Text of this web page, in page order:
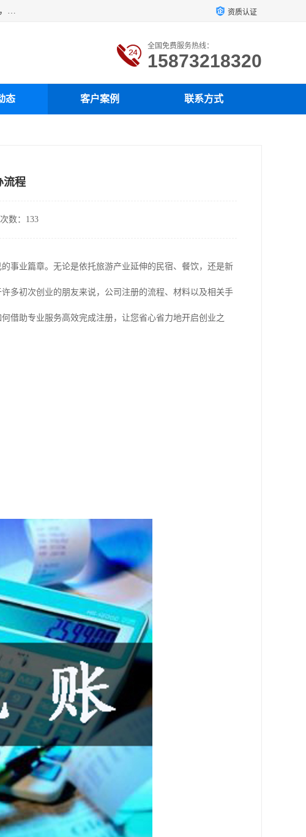
湘潭纳川会计服务有限公司主营从事：湘潭公司账务清理、湘潭公司注销、代理记账、公司变更、公司注册、审计报告等业务，公司设立有专门的代理注册部门，现有工商代办专员，部门经理从事工商代办多年，对各地区公司注册、公司变更、进出口业务等流程以及各行业公司注册、变更所需注意的细节都非常熟悉。 资质认证
全国免费服务热线：
15873218320
态 客户案例 联系方式
流程
数：133
事业篇章。无论是依托旅游产业延伸的民宿、餐饮，还是新
多初次创业的朋友来说，公司注册的流程、材料以及相关手
借助专业服务高效完成注册，让您省心省力地开启创业之